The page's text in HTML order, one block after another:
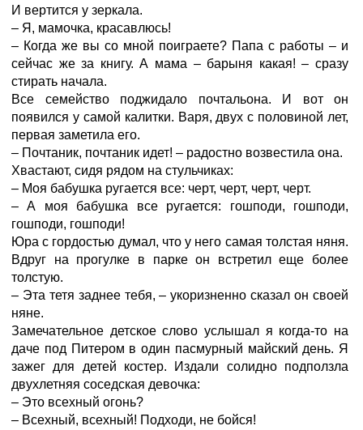
И вертится у зеркала.
– Я, мамочка, красавлюсь!
– Когда же вы со мной поиграете? Папа с работы – и
сейчас же за книгу. А мама – барыня какая! – сразу
стирать начала.
Все семейство поджидало почтальона. И вот он
появился у самой калитки. Варя, двух с половиной лет,
первая заметила его.
– Почтаник, почтаник идет! – радостно возвестила она.
Хвастают, сидя рядом на стульчиках:
– Моя бабушка ругается все: черт, черт, черт, черт.
– А моя бабушка все ругается: гошподи, гошподи,
гошподи, гошподи!
Юра с гордостью думал, что у него самая толстая няня.
Вдруг на прогулке в парке он встретил еще более
толстую.
– Эта тетя заднее тебя, – укоризненно сказал он своей
няне.
Замечательное детское слово услышал я когда-то на
даче под Питером в один пасмурный майский день. Я
зажег для детей костер. Издали солидно подползла
двухлетняя соседская девочка:
– Это всехный огонь?
– Всехный, всехный! Подходи, не бойся!